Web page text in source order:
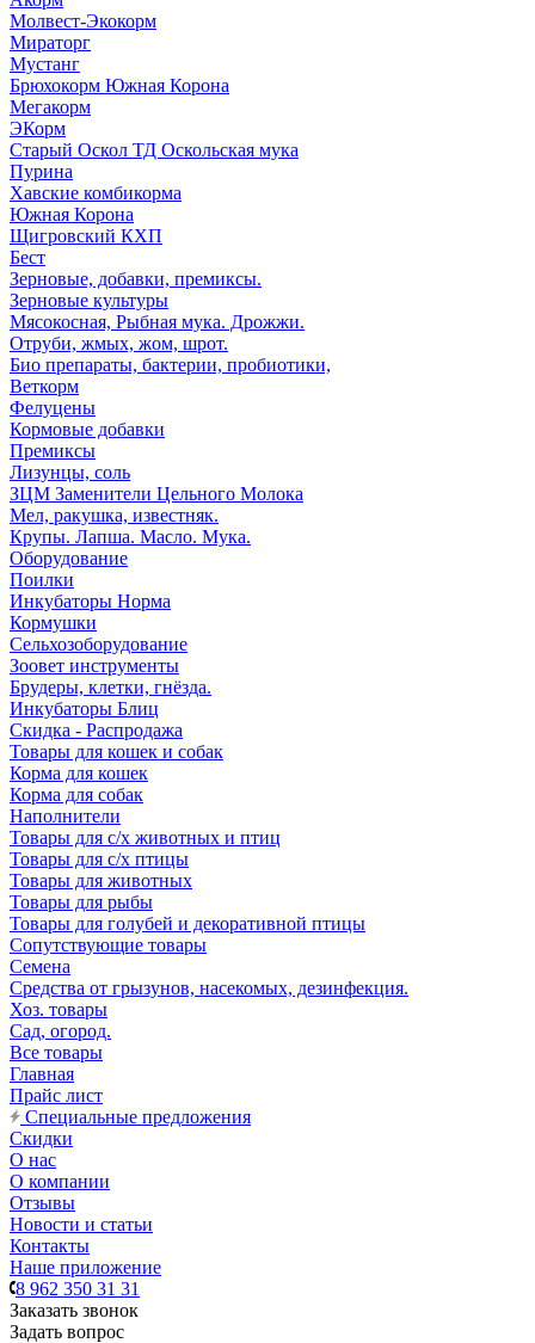
Молвест-Экокорм
Мираторг
Мустанг
Брюхокорм Южная Корона
Мегакорм
ЭКорм
Старый Оскол ТД Оскольская мука
Пурина
Хавские комбикорма
Южная Корона
Щигровский КХП
Бест
Зерновые, добавки, премиксы.
Зерновые культуры
Мясокосная, Рыбная мука. Дрожжи.
Отруби, жмых, жом, шрот.
Био препараты, бактерии, пробиотики,
Веткорм
Фелуцены
Кормовые добавки
Премиксы
Лизунцы, соль
ЗЦМ Заменители Цельного Молока
Мел, ракушка, известняк.
Крупы. Лапша. Масло. Мука.
Оборудование
Поилки
Инкубаторы Норма
Кормушки
Сельхозоборудование
Зоовет инструменты
Брудеры, клетки, гнёзда.
Инкубаторы Блиц
Скидка - Распродажа
Товары для кошек и собак
Корма для кошек
Корма для собак
Наполнители
Товары для с/х животных и птиц
Товары для с/х птицы
Товары для животных
Товары для рыбы
Товары для голубей и декоративной птицы
Сопутствующие товары
Семена
Средства от грызунов, насекомых, дезинфекция.
Хоз. товары
Сад, огород.
Все товары
Главная
Прайс лист
Специальные предложения
Скидки
О нас
О компании
Отзывы
Новости и статьи
Контакты
Наше приложение
8 962 350 31 31
Заказать звонок
Задать вопрос